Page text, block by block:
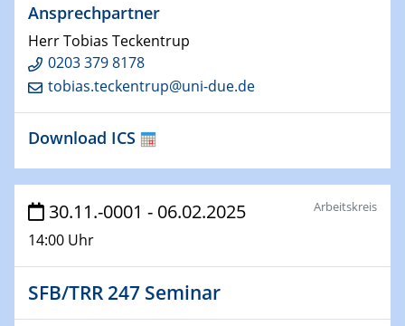
Comets – Why Should We Study Them?
15.01.2025
GDCh Kolloquium
Physikalisches Kolloquium
Make it and break it: Contact and Cracks at soft
interfaces
HyMission Short Talks
29.01.2025
Physikalisches Kolloquium
Ansprechpartner
Herr Tobias Teckentrup
0203 379 8178
tobias.teckentrup@uni-due.de
Download ICS
30.11.-0001 - 06.02.2025
14:00 Uhr
Arbeitskreis
SFB/TRR 247 Seminar